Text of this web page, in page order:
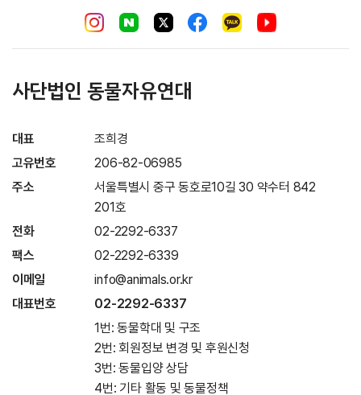
사단법인 동물자유연대
대표
조희경
고유번호
206-82-06985
주소
서울특별시 중구 동호로10길 30 약수터 842
201호
전화
02-2292-6337
팩스
02-2292-6339
이메일
info@animals.or.kr
대표번호
02-2292-6337
1번: 동물학대 및 구조
2번: 회원정보 변경 및 후원신청
3번: 동물입양 상담
4번: 기타 활동 및 동물정책